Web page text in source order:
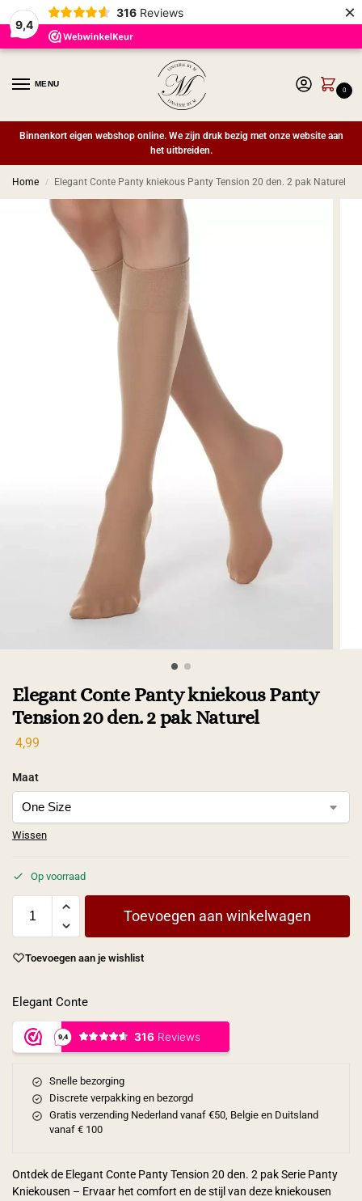
9,4
316 Reviews ×
MENU
0
Binnenkort eigen webshop online. We zijn druk bezig met onze website aan
het uitbreiden.
Home / Elegant Conte Panty kniekous Panty Tension 20 den. 2 pak Naturel
Elegant Conte Panty kniekous Panty
Tension 20 den. 2 pak Naturel
4,99
Maat
Wissen
Op voorraad
Toevoegen aan winkelwagen
Toevoegen aan je wishlist
Elegant Conte
Snelle bezorging
Discrete verpakking en bezorgd
Gratis verzending Nederland vanaf €50, Belgie en Duitsland
vanaf € 100
Ontdek de Elegant Conte Panty Tension 20 den. 2 pak Serie Panty
Kniekousen – Ervaar het comfort en de stijl van deze kniekousen